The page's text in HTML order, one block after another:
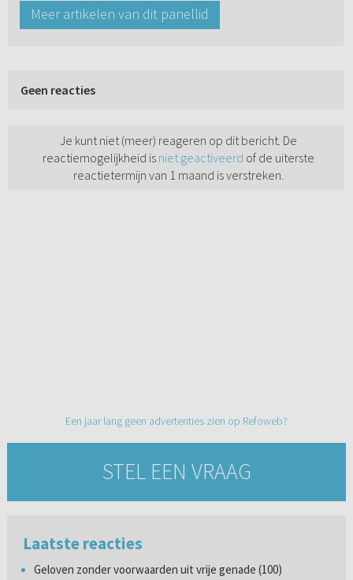
Meer artikelen van dit panellid
Geen reacties
Je kunt niet (meer) reageren op dit bericht. De
reactiemogelijkheid is niet geactiveerd of de uiterste
reactietermijn van 1 maand is verstreken.
Een jaar lang geen advertenties zien op Refoweb?
STEL EEN VRAAG
Laatste reacties
Geloven zonder voorwaarden uit vrije genade (100)